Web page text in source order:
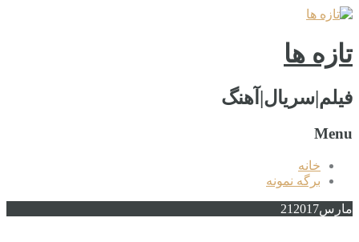
تازه ها
فیلم|سریال|آهنگ
Menu
خانه
برگه نمونه
مارس 21 2017